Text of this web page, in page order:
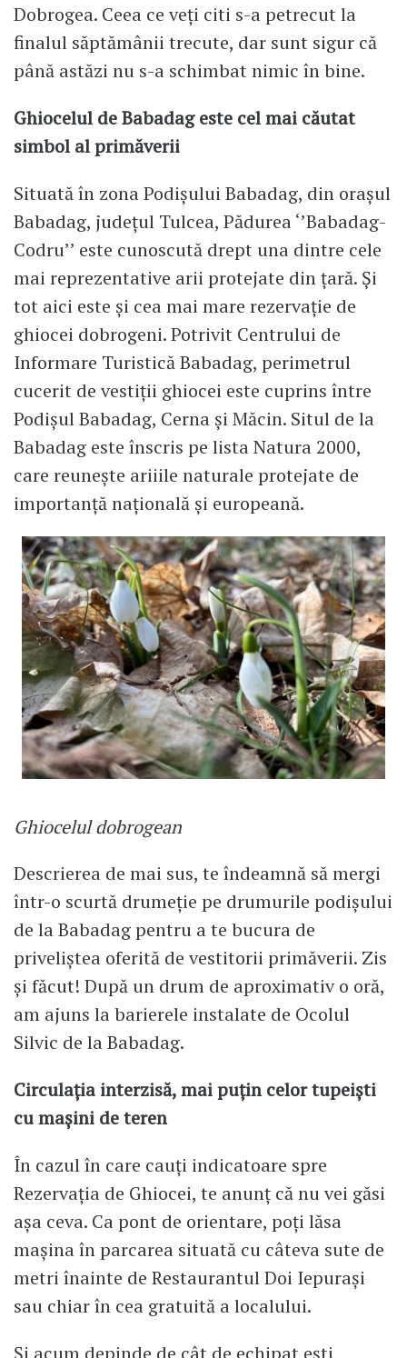
Dobrogea. Ceea ce veți citi s-a petrecut la
finalul săptămânii trecute, dar sunt sigur că
până astăzi nu s-a schimbat nimic în bine.
Ghiocelul de Babadag este cel mai căutat
simbol al primăverii
Situată în zona Podișului Babadag, din orașul
Babadag, județul Tulcea, Pădurea ‘’Babadag-
Codru’’ este cunoscută drept una dintre cele
mai reprezentative arii protejate din ţară. Și
tot aici este și cea mai mare rezervaţie de
ghiocei dobrogeni. Potrivit Centrului de
Informare Turistică Babadag, perimetrul
cucerit de vestiții ghiocei este cuprins între
Podişul Babadag, Cerna şi Măcin. Situl de la
Babadag este înscris pe lista Natura 2000,
care reuneşte ariiile naturale protejate de
importanţă naţională şi europeană.
Ghiocelul dobrogean
Descrierea de mai sus, te îndeamnă să mergi
într-o scurtă drumeție pe drumurile podișului
de la Babadag pentru a te bucura de
priveliștea oferită de vestitorii primăverii. Zis
și făcut! După un drum de aproximativ o oră,
am ajuns la barierele instalate de Ocolul
Silvic de la Babadag.
Circulația interzisă, mai puțin celor tupeiști
cu mașini de teren
În cazul în care cauți indicatoare spre
Rezervația de Ghiocei, te anunț că nu vei găsi
așa ceva. Ca pont de orientare, poți lăsa
mașina în parcarea situată cu câteva sute de
metri înainte de Restaurantul Doi Iepurași
sau chiar în cea gratuită a localului.
Și acum depinde de cât de echipat ești